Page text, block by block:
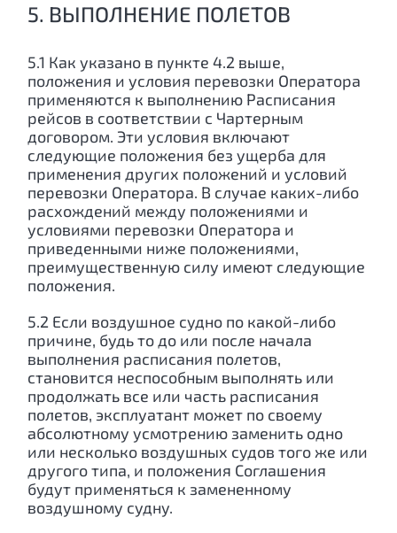
5. ВЫПОЛНЕНИЕ ПОЛЕТОВ
5.1 Как указано в пункте 4.2 выше,
положения и условия перевозки Оператора
применяются к выполнению Расписания
рейсов в соответствии с Чартерным
договором. Эти условия включают
следующие положения без ущерба для
применения других положений и условий
перевозки Оператора. В случае каких-либо
расхождений между положениями и
условиями перевозки Оператора и
приведенными ниже положениями,
преимущественную силу имеют следующие
положения.
5.2 Если воздушное судно по какой-либо
причине, будь то до или после начала
выполнения расписания полетов,
становится неспособным выполнять или
продолжать все или часть расписания
полетов, эксплуатант может по своему
абсолютному усмотрению заменить одно
или несколько воздушных судов того же или
другого типа, и положения Соглашения
будут применяться к замененному
воздушному судну.